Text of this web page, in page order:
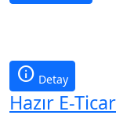
info Detay
Hazır E-